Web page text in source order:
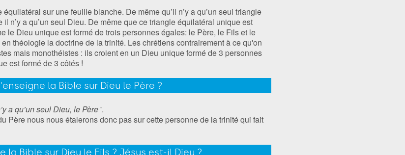
sur une feuille blanche. De même qu’il n’y a qu’un seul triangle
n’y a qu’un seul Dieu. De même que ce triangle équilatéral unique est
le Dieu unique est formé de trois personnes égales: le Père, le Fils et le
théologie la doctrine de la trinité. Les chrétiens contrairement à ce qu'on
mais monothéistes : ils croient en un Dieu unique formé de 3 personnes
est formé de 3 côtés !
la Bible sur Dieu le Père ?
a qu’un seul Dieu, le Père'.
Père nous nous étalerons donc pas sur cette personne de la trinité qui fait
la Bible sur Dieu le Fils ? Jésus est-il Dieu ?